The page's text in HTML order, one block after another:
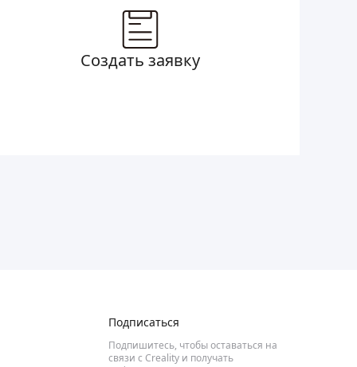
Создать заявку
Подписаться
Подпишитесь, чтобы оставаться на
связи с Creality и получать